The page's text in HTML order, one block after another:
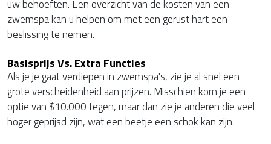
uw behoeften. Een overzicht van de kosten van een
zwemspa kan u helpen om met een gerust hart een
beslissing te nemen.
Basisprijs Vs. Extra Functies
Als je je gaat verdiepen in zwemspa's, zie je al snel een
grote verscheidenheid aan prijzen. Misschien kom je een
optie van $10.000 tegen, maar dan zie je anderen die veel
hoger geprijsd zijn, wat een beetje een schok kan zijn.